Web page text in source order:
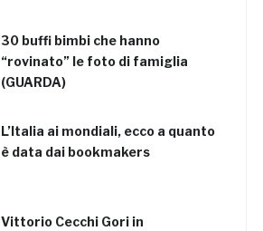
30 buffi bimbi che hanno
“rovinato” le foto di famiglia
(GUARDA)
L’Italia ai mondiali, ecco a quanto
è data dai bookmakers
Vittorio Cecchi Gori in